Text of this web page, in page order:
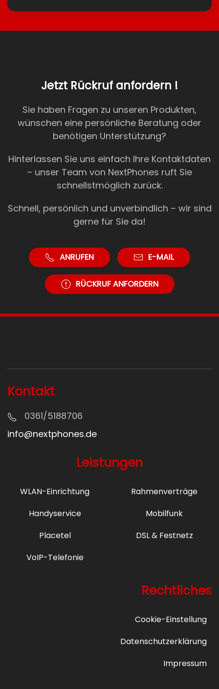
Jetzt Rückruf anfordern !
Sie haben Fragen zu unseren Produkten,
wünschen eine persönliche Beratung oder
benötigen Unterstützung?
Hinterlassen Sie uns einfach Ihre Kontaktdaten
– unser Team von NextPhones ruft Sie
schnellstmöglich zurück.
Schnell, persönlich und unverbindlich – wir sind
gerne für Sie da!
ANRUFEN E-MAIL
RÜCKRUF ANFORDERN
Kontakt
0361/5188706
info@nextphones.de
Leistungen
WLAN-Einrichtung
Handyservice
Placetel
VoIP-Telefonie
Rahmenverträge
Mobilfunk
DSL & Festnetz
Rechtliches
Cookie-Einstellung
Datenschutzerklärung
Impressum